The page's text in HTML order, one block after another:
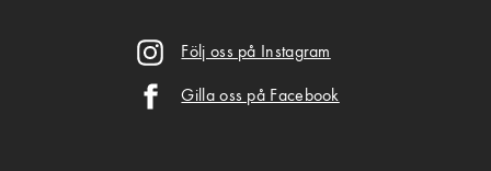
Följ oss på Instagram
Gilla oss på Facebook